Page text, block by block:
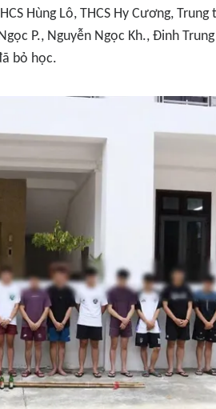
Hùng Lô, THCS Hy Cương,
P., Nguyễn Ngọc Kh., Đinh
bỏ học.